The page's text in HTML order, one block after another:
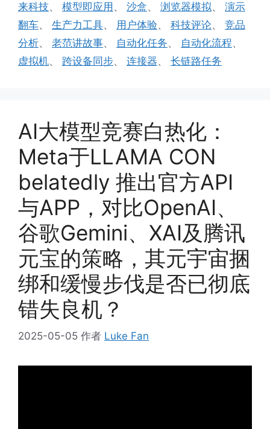
来科技、 模型即应用 、 沙盒、 浏览器模拟、 演示
翻车、 生产力工具、 用户体验、 科技评论、 竞品
分析、 老范讲故事、 自动化任务、 自动化流程、
虚拟机、 跨设备同步、 连接器、 长链路任务
AI大模型竞赛白热化：
Meta于LLAMA CON
belatedly 推出官方API
与APP，对比OpenAI、
谷歌Gemini、XAI及腾讯
元宝的策略，其元宇宙捆
绑和缓慢步伐是否已彻底
错失良机？
2025-05-05 作者 Luke Fan